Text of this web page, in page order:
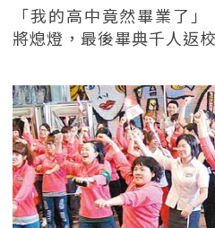
「我的高中竟然畢業了
將熄燈，最後畢典千人返校